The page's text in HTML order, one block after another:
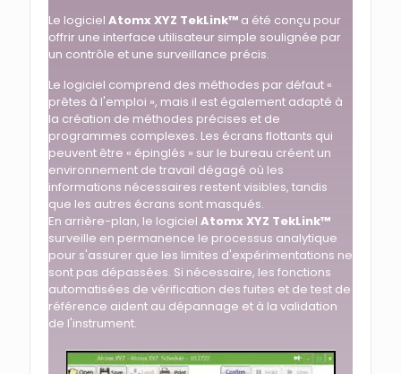
Le logiciel Atomx XYZ TekLink™ a été conçu pour
offrir une interface utilisateur simple soulignée par
un contrôle et une surveillance précis.
Le logiciel comprend des méthodes par défaut «
prêtes à l'emploi », mais il est également adapté à
la création de méthodes précises et de
programmes complexes. Les écrans flottants qui
peuvent être « épinglés » sur le bureau créent un
environnement de travail dégagé où les
informations nécessaires restent visibles, tandis
que les autres écrans sont masqués.
En arrière-plan, le logiciel Atomx XYZ TekLink™
surveille en permanence le processus analytique
pour s'assurer que les limites d'expérimentations ne
sont pas dépassées. Si nécessaire, les fonctions
automatisées de vérification des fuites et de test de
référence aident au dépannage et à la validation
de l'instrument.